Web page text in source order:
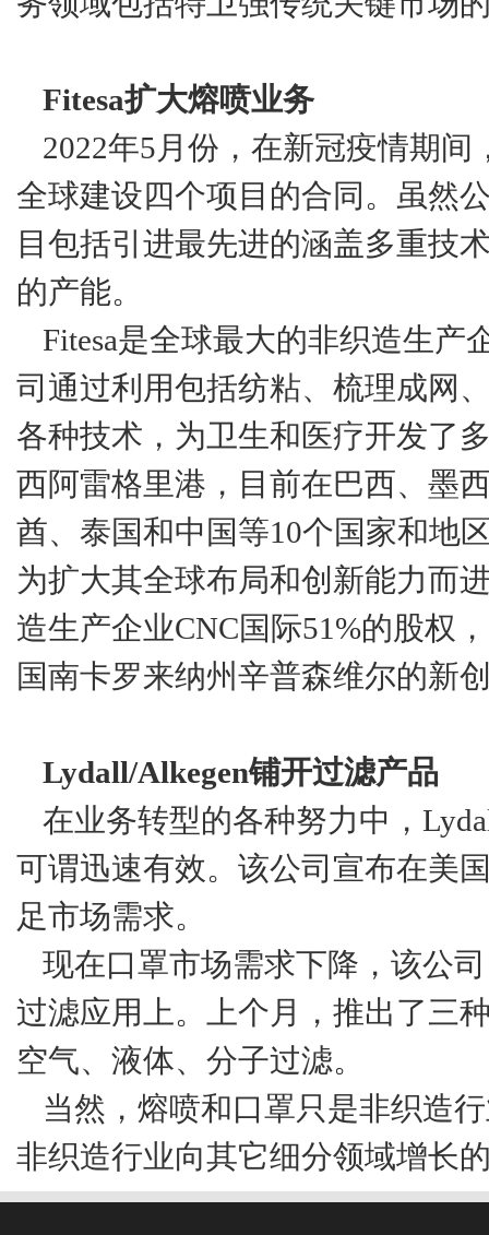
Fitesa扩大熔喷业务
2022年5月份，在新冠疫情期间
全球建设四个项目的合同。虽然
目包括引进最先进的涵盖多重技
的产能。
Fitesa是全球最大的非织造生产
司通过利用包括纺粘、梳理成网
各种技术，为卫生和医疗开发了
西阿雷格里港，目前在巴西、墨
酋、泰国和中国等10个国家和地
为扩大其全球布局和创新能力而
造生产企业CNC国际51%的股权
国南卡罗来纳州辛普森维尔的新
Lydall/Alkegen铺开过滤产品
在业务转型的各种努力中，
可谓迅速有效。该公司宣布在美
足市场需求。
现在口罩市场需求下降，该公
过滤应用上。上个月，推出了三
空气、液体、分子过滤。
当然，熔喷和口罩只是非织造
非织造行业向其它细分领域增长